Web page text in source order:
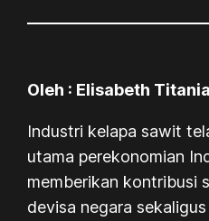
Oleh : Elisabeth
Industri kelapa sawit
utama perekonomian
memberikan kontribusi
devisa negara